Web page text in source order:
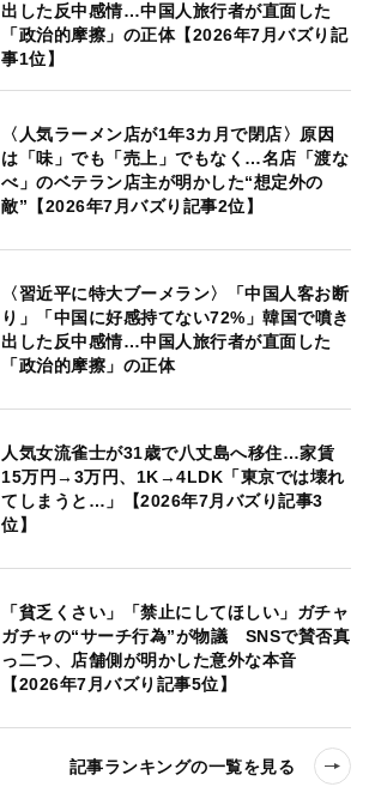
出した反中感情…中国人旅行者が直面した
「政治的摩擦」の正体【2026年7月バズり記
事1位】
〈人気ラーメン店が1年3カ月で閉店〉原因
は「味」でも「売上」でもなく…名店「渡な
べ」のベテラン店主が明かした“想定外の
敵”【2026年7月バズり記事2位】
〈習近平に特大ブーメラン〉「中国人客お断
り」「中国に好感持てない72%」韓国で噴き
出した反中感情…中国人旅行者が直面した
「政治的摩擦」の正体
人気女流雀士が31歳で八丈島へ移住…家賃
15万円→3万円、1K→4LDK「東京では壊れ
てしまうと…」【2026年7月バズり記事3
位】
「貧乏くさい」「禁止にしてほしい」ガチャ
ガチャの“サーチ行為”が物議 SNSで賛否真
っ二つ、店舗側が明かした意外な本音
【2026年7月バズり記事5位】
記事ランキングの一覧を見る